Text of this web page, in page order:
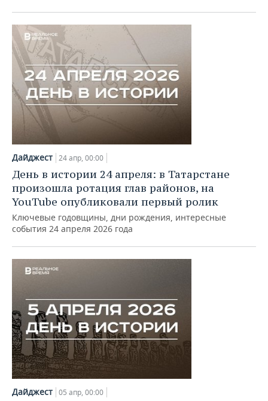
Дайджест 24 апр, 00:00
День в истории 24 апреля: в Татарстане
произошла ротация глав районов, на
YouTube опубликовали первый ролик
Ключевые годовщины, дни рождения, интересные
события 24 апреля 2026 года
Дайджест 05 апр, 00:00